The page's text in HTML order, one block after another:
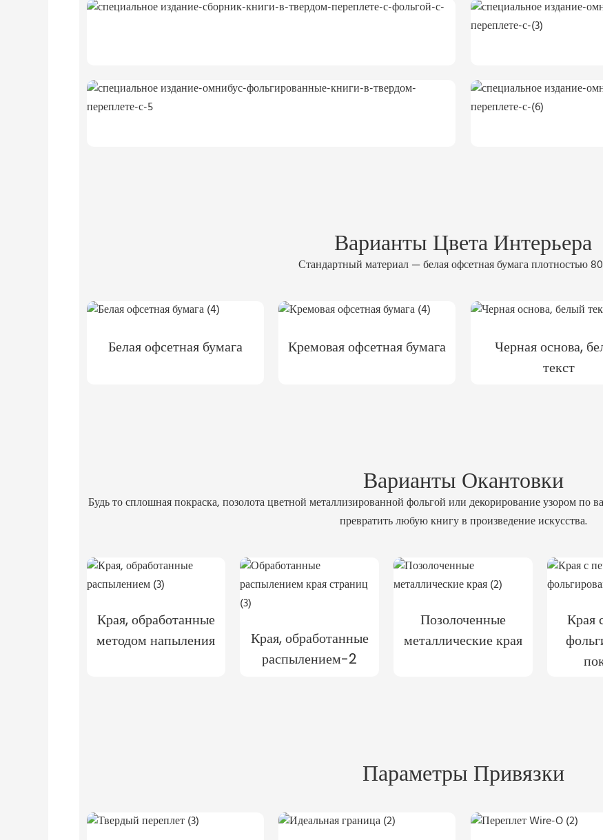
Варианты Цвета Интерьера
Стандартный материал — белая офсетная бумага плотностью
Белая офсетная бумага Кремовая офсетная бумага
Черная основа,
текст
Варианты Окантовки
Будь то сплошная покраска, позолота цветной металлизированной фольгой или декорирование узором
превратить любую книгу в произведение искусства.
Края, обработанные
методом напыления
Края, обработанные
распылением-2
Позолоченные
металлические края
Края
Параметры Привязки